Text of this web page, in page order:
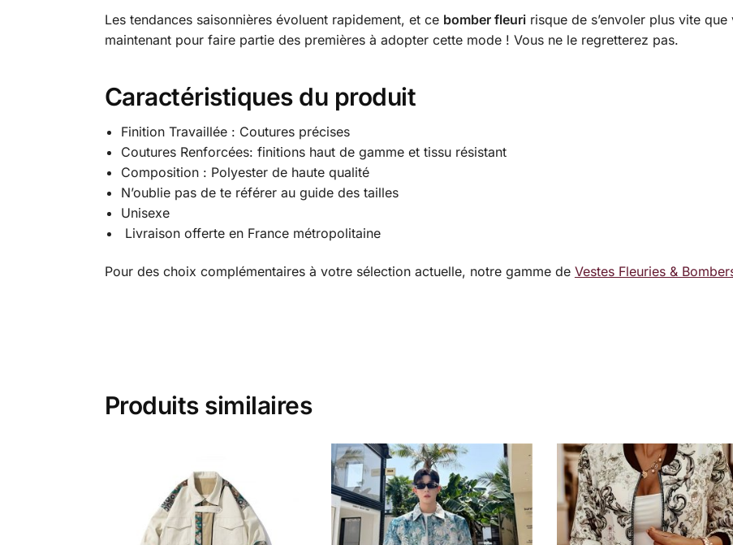
Les tendances saisonnières évoluent rapidement, et ce bomber fleuririsque de s’envoler plus vite que
maintenant pour faire partie des premières à adopter cette mode ! Vous ne le regretterez pas.
Caractéristiques du produit
Finition Travaillée : Coutures précises
Coutures Renforcées: finitions haut de gamme et tissu résistant
Composition : Polyester de haute qualité
N’oublie pas de te référer au guide des tailles
Unisexe
Livraison offerte en France métropolitaine
Pour des choix complémentaires à votre sélection actuelle, notre gamme de Vestes Fleuries &
Produits similaires